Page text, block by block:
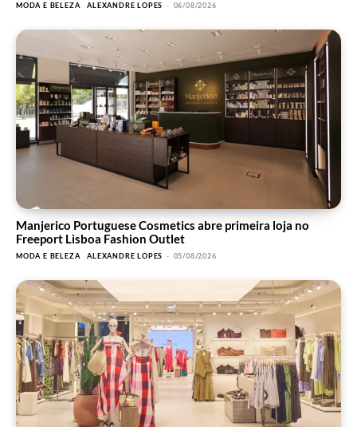
MODA E BELEZA ALEXANDRE LOPES - 06/08/2026
Manjerico Portuguese Cosmetics abre primeira loja no
Freeport Lisboa Fashion Outlet
MODA E BELEZA ALEXANDRE LOPES - 05/08/2026